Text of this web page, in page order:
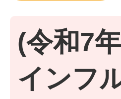
(令和7
インフ